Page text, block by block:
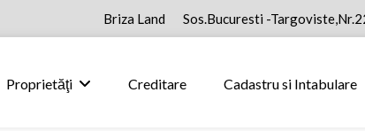
Briza Land Sos.Bucuresti -
Proprietăţi Creditare Cadastru si Intabulare